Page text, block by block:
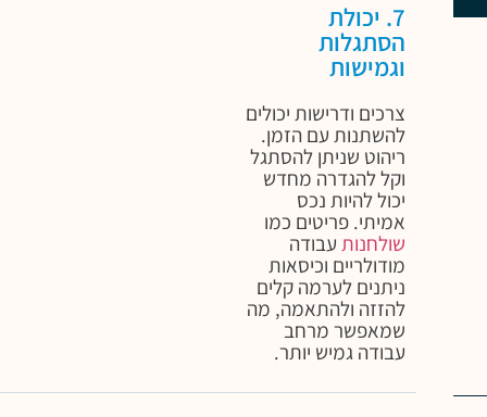
7. יכולת
הסתגלות
וגמישות
צרכים ודרישות יכולים
להשתנות עם הזמן.
ריהוט שניתן להסתגל
וקל להגדרה מחדש
יכול להיות נכס
אמיתי. פריטים כמו
שולחנות עבודה
מודולריים וכיסאות
ניתנים לערמה קלים
להזזה ולהתאמה, מה
שמאפשר מרחב
עבודה גמיש יותר.